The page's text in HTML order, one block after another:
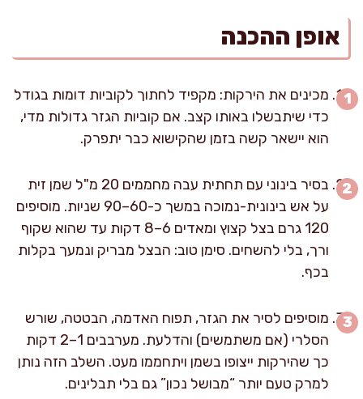
אופן ההכנה
מכינים את הירקות: מקפיד לחתוך לקוביות דומות בגודל
כדי שיתבשלו באותו קצב. אם קוביות הגזר גדולות מדי,
הוא יישאר קשה בזמן שהקישוא כבר יתפרק.
בסיר בינוני עם תחתית עבה מחממים 20 מ"ל שמן זית
על אש בינונית-נמוכה במשך כ-60–90 שניות. מוסיפים
120 גרם בצל קצוץ ומאדים 6–8 דקות עד שהוא שקוף
ורך, בלי להשחים. סימן טוב: הבצל מבריק ונמעך בקלות
בכף.
מוסיפים לסיר את הגזר, תפוח האדמה, הבטטה, שורש
הסלרי (אם משתמשים) והדלעת. מערבבים 1–2 דקות
כך שהירקות ייצופו בשמן ויתחממו מעט. השלב הזה נותן
למרק טעם יותר “מבושל נכון” גם בלי תבלינים.